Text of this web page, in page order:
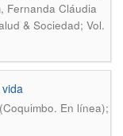
Fernanda Cláudia
& Sociedad; Vol.
En línea);